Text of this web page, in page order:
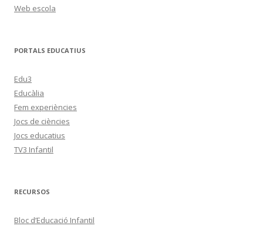
Web escola
PORTALS EDUCATIUS
Edu3
Educàlia
Fem experiències
Jocs de ciències
Jocs educatius
TV3 Infantil
RECURSOS
Bloc d’Educació Infantil